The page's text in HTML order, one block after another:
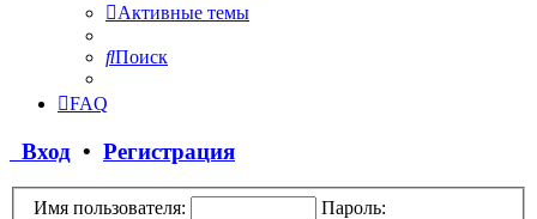
Активные темы
Поиск
FAQ
Вход • Регистрация
Имя пользователя: Пароль: